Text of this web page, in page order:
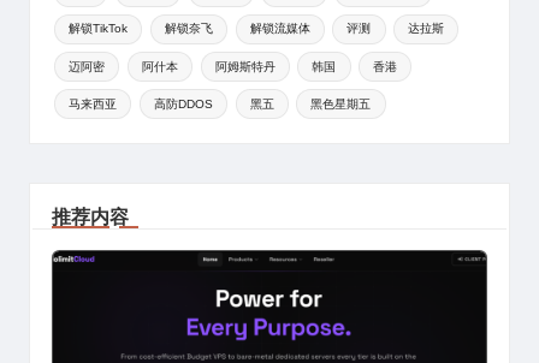
解锁TikTok 解锁奈飞 解锁流媒体 评测 达拉斯
迈阿密 阿什本 阿姆斯特丹 韩国 香港
马来西亚 高防DDOS 黑五 黑色星期五
推荐内容